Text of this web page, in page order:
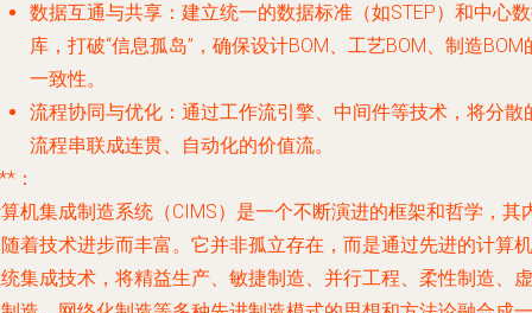
数据互通与共享 ：建立统一的数据标准（如STEP）和中心
库，打破“信息孤岛”，确保设计BOM、工艺BOM、制造BOM
一致性。
流程协同与优化 ：通过工作流引擎、中间件等技术，将分散
流程串联成连贯、自动化的价值流。
：
机集成制造系统（CIMS）是一个不断演进的框架和哲学，其
着技术进步而丰富。它并非孤立存在，而是通过先进的计算机
集成技术，将精益生产、敏捷制造、并行工程、柔性制造、虚